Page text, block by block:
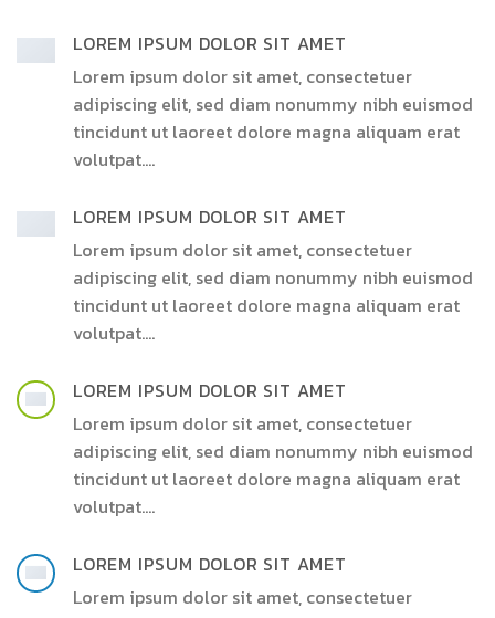
LOREM IPSUM DOLOR SIT AMET
Lorem ipsum dolor sit amet, consectetuer
adipiscing elit, sed diam nonummy nibh euismod
tincidunt ut laoreet dolore magna aliquam erat
volutpat….
LOREM IPSUM DOLOR SIT AMET
Lorem ipsum dolor sit amet, consectetuer
adipiscing elit, sed diam nonummy nibh euismod
tincidunt ut laoreet dolore magna aliquam erat
volutpat….
LOREM IPSUM DOLOR SIT AMET
Lorem ipsum dolor sit amet, consectetuer
adipiscing elit, sed diam nonummy nibh euismod
tincidunt ut laoreet dolore magna aliquam erat
volutpat….
LOREM IPSUM DOLOR SIT AMET
Lorem ipsum dolor sit amet, consectetuer